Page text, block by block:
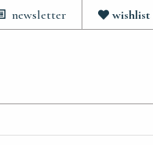
wishlist
newsletter